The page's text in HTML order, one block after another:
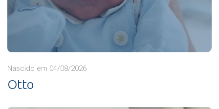
Nascido em 04/08/2026
Otto